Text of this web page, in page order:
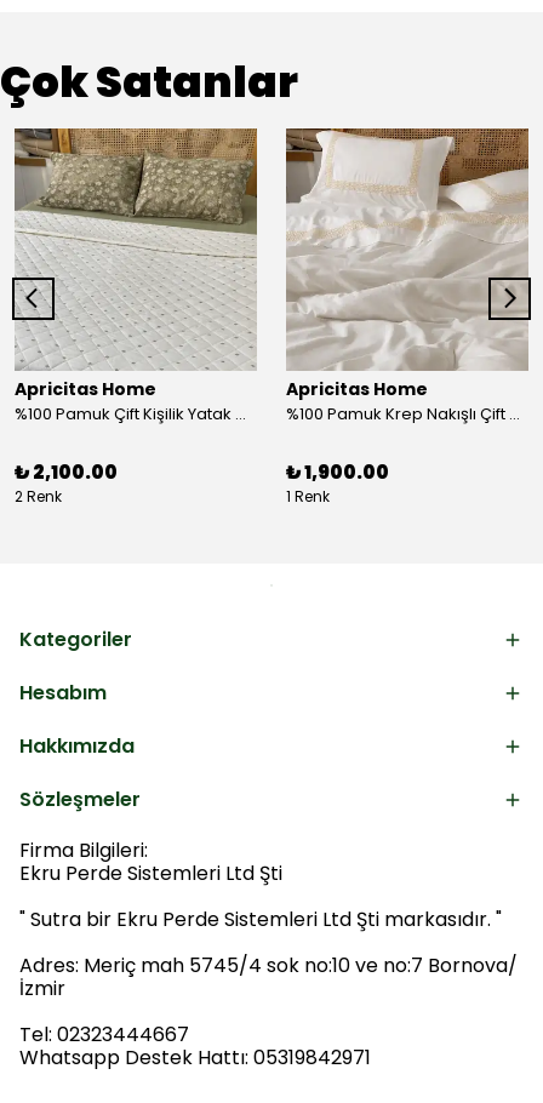
Çok Satanlar
Apricitas Home
%100 Pamuk Çift Kişilik Yatak Örtüsü Takımı
₺ 2,100.00
2 Renk
Apricitas Home
%100 Pamuk Krep Nakışlı Çift Kişilik Nevresim Takımı
₺ 1,900.00
1 Renk
Kategoriler
Hesabım
Hakkımızda
Sözleşmeler
Firma Bilgileri:
Ekru Perde Sistemleri Ltd Şti
" Sutra bir Ekru Perde Sistemleri Ltd Şti markasıdır. "
Adres: Meriç mah 5745/4 sok no:10 ve no:7 Bornova/
İzmir
Tel: 02323444667
Whatsapp Destek Hattı: 05319842971